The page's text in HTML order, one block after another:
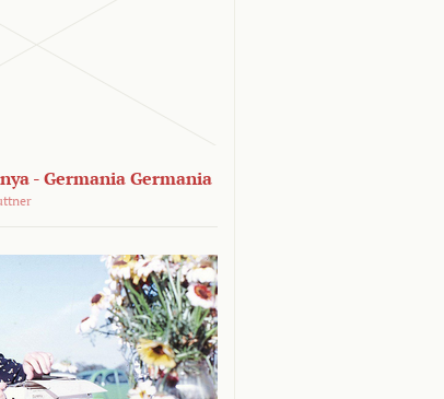
- Germania Germania